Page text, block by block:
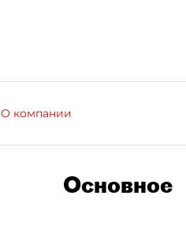
О компании
Основное